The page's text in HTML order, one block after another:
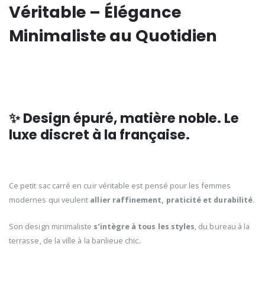
Véritable – Élégance
Minimaliste au Quotidien
✨ Design épuré, matière noble. Le
luxe discret à la française.
Ce petit sac carré en cuir véritable est pensé pour les femmes
modernes qui veulent allier raffinement, praticité et durabilité.
Son design minimaliste s’intègre à tous les styles, du bureau à la
terrasse, de la ville à la banlieue chic.